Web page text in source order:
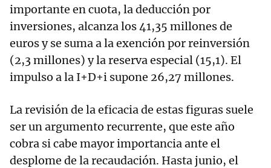
importante en cuota, la deducción por
inversiones, alcanza los 41,35 millones de
euros y se suma a la exención por reinversión
(2,3 millones) y la reserva especial (15,1). El
impulso a la I+D+i supone 26,27 millones.
La revisión de la eficacia de estas figuras suele
ser un argumento recurrente, que este año
cobra si cabe mayor importancia ante el
desplome de la recaudación. Hasta junio, el